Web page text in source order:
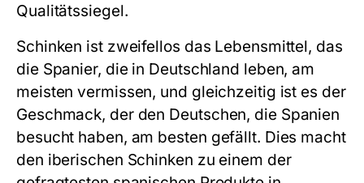
Qualitätssiegel.
Schinken ist zweifellos das Lebensmittel, das
die Spanier, die in Deutschland leben, am
meisten vermissen, und gleichzeitig ist es der
Geschmack, der den Deutschen, die Spanien
besucht haben, am besten gefällt. Dies macht
den iberischen Schinken zu einem der